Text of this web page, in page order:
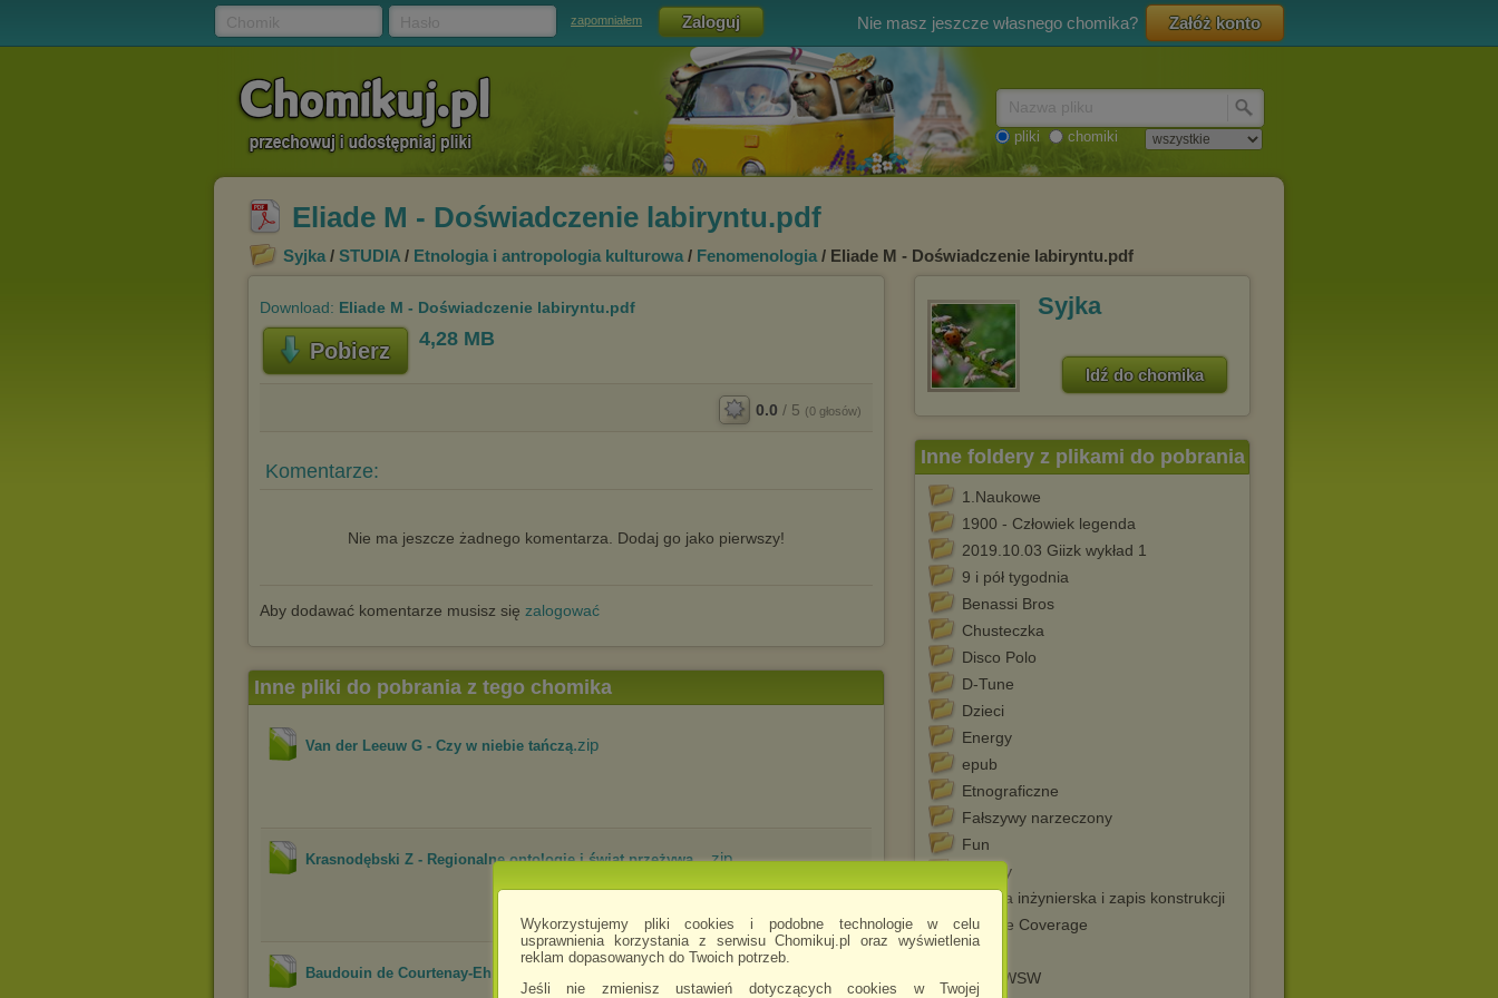
Wykorzystujemy pliki cookies i podobne technologie w celu
usprawnienia korzystania z serwisu Chomikuj.pl oraz wyświetlenia
reklam dopasowanych do Twoich potrzeb.
Jeśli nie zmienisz ustawień dotyczących cookies w Twojej
zapomniałem Nie masz jeszcze własnego chomika? Załóż konto
pliki chomiki
Eliade M - Doświadczenie labiryntu.pdf
Syjka / STUDIA / Etnologia i antropologia kulturowa / Fenomenologia / Eliade M - Doświadczenie labiryntu.pdf
Download: Eliade M - Doświadczenie labiryntu.pdf
Pobierz 4,28 MB
0.0 / 5 (0 głosów)
Komentarze:
Nie ma jeszcze żadnego komentarza. Dodaj go jako pierwszy!
Aby dodawać komentarze musisz się zalogować
Syjka
Idź do chomika
Inne foldery z plikami do pobrania
1.Naukowe
1900 - Człowiek legenda
2019.10.03 Giizk wykład 1
9 i pół tygodnia
Benassi Bros
Chusteczka
Disco Polo
D-Tune
Dzieci
Energy
epub
Etnograficzne
Fałszywy narzeczony
Fun
Gazety
Grafika inżynierska i zapis konstrukcji
Groove Coverage
HTML
IwB PWSW
Inne pliki do pobrania z tego chomika
Van der Leeuw G - Czy w niebie tańczą.zip
Krasnodębski Z - Regionalne ontologie i świat przeżywa....zip
Baudouin de Courtenay-Ehrenkreutz-Jędrzejewiczowa C - ... .zip